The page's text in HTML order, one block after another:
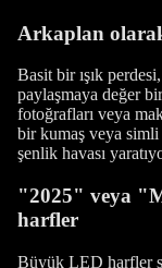
Arkaplan
Basit bir ışık
paylaşmaya değer
fotoğrafları veya
bir kumaş veya
şenlik havası
"2025" veya
harfler
Büyük LED harfler